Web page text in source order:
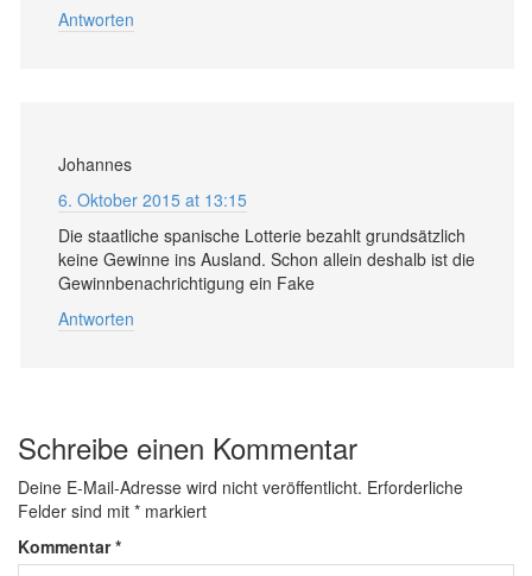
Antworten
Johannes
6. Oktober 2015 at 13:15
Die staatliche spanische Lotterie bezahlt grundsätzlich
keine Gewinne ins Ausland. Schon allein deshalb ist die
Gewinnbenachrichtigung ein Fake
Antworten
Schreibe einen Kommentar
Deine E-Mail-Adresse wird nicht veröffentlicht. Erforderliche
Felder sind mit * markiert
Kommentar*